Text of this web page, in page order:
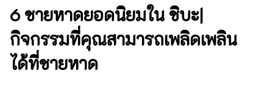
6 ชายหาดยอดนิยมใน ชิบะ|
กิจกรรมที่คุณสามารถเพลิดเพลิน
ได้ที่ชายหาด